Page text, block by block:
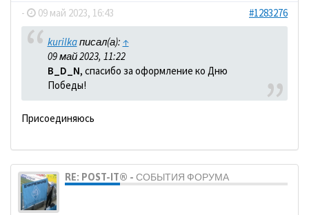
- 09 май 2023, 16:43 #1283276
kurilkaписал(а): ↑
09 май 2023, 11:22
B_D_N, спасибо за оформление ко Дню
Победы!
Присоединяюсь
RE: POST-IT® - СОБЫТИЯ ФОРУМА